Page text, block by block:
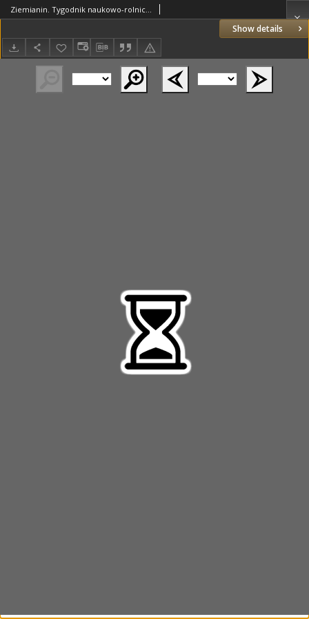
Show details
Ziemianin. Tygodnik naukowo-rolniczy i ekonomiczny; organ Centralnego Towarzystwa Gospodarczego w Wielkim Księstwe Poznańskim 1918.05.19 R.69 Nr20